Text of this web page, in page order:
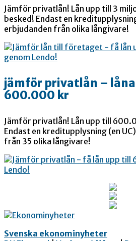
Jämför privatlån! Lån upp till 3
besked! Endast en
erbjudanden från olika långivare!
jämför privatlån – låna
600.000 kr
Jämför privatlån! Lån upp till
Endast en kreditupplysning (en
från 35 olika långivare!
Svenska ekonominyheter